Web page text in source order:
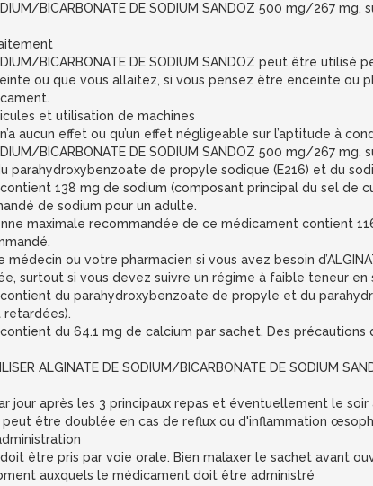
BICARBONATE DE SODIUM SANDOZ 500 mg/267
BICARBONATE DE SODIUM SANDOZ peut être
ou que vous allaitez, si vous pensez être enceinte ou
et utilisation de machines
aucun effet ou qu’un effet négligeable sur l’aptitude à
BICARBONATE DE SODIUM SANDOZ 500 mg/267
parahydroxybenzoate de propyle sodique (E216) et du
138 mg de sodium (composant principal du sel de
de sodium pour un adulte.
maximale recommandée de ce médicament contient
ou votre pharmacien si vous avez besoin
surtout si vous devez suivre un régime à faible teneur en
du parahydroxybenzoate de propyle et du
du 64.1 mg de calcium par sachet. Des
ALGINATE DE SODIUM/BICARBONATE DE SODIUM
jour après les 3 principaux repas et éventuellement le soir
être doublée en cas de reflux ou d'inflammation
être pris par voie orale. Bien malaxer le sachet avant
auxquels le médicament doit être administré